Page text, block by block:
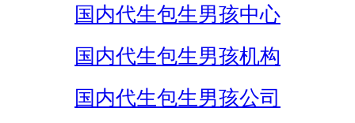
国内代生包生男孩中心
国内代生包生男孩机构
国内代生包生男孩公司